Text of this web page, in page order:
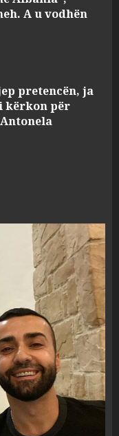
A u vodhën
pretencën, ja
kërkon për